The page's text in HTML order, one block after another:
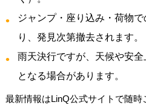
ジャンプ・座り込み・荷物
り、発見次第撤去されます。
雨天決行ですが、天候や安
となる場合があります。
最新情報はLinQ公式サイトで随時